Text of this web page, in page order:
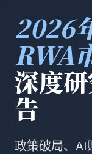
2026
RWA
深度
告
政策破局、AI